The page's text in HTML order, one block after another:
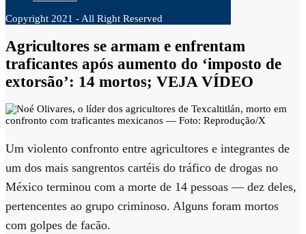
Copyright 2021 - All Right Reserved
Agricultores se armam e enfrentam
traficantes após aumento do ‘imposto de
extorsão’: 14 mortos; VEJA VÍDEO
Um violento confronto entre agricultores e integrantes de
um dos mais sangrentos cartéis do tráfico de drogas no
México terminou com a morte de 14 pessoas — dez deles,
pertencentes ao grupo criminoso. Alguns foram mortos
com golpes de facão.